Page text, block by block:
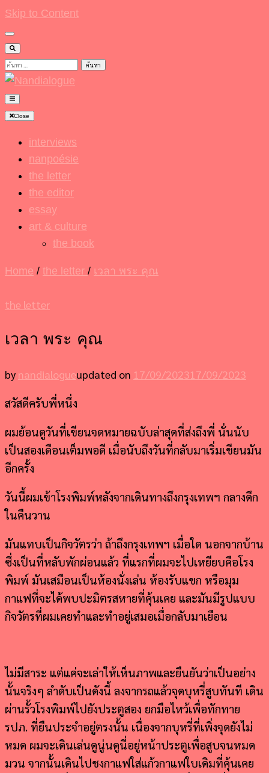
Skip to Content
ค้นหา
สำหรับ:
Nandialogue
Close
interviews
nanpoésie
the letter
the editor
essay
art & culture
the book
Home / the letter / เวลา พระ คุณ
the letter
เวลา พระ คุณ
by nandialogueupdated on 17/09/202317/09/2023
สวัสดีครับพี่หนึ่ง
ผมย้อนดูวันที่เขียนจดหมายฉบับล่าสุดที่ส่งถึงพี่ นั่นนับ
เป็นสองเดือนเต็มพอดี เมื่อนับถึงวันที่กลับมาเริ่มเขียนมัน
อีกครั้ง
วันนี้ผมเข้าโรงพิมพ์หลังจากเดินทางถึงกรุงเทพฯ กลางดึก
ในคืนวาน
มันแทบเป็นกิจวัตรว่า ถ้าถึงกรุงเทพฯ เมื่อใด นอกจากบ้าน
ซึ่งเป็นที่หลับพักผ่อนแล้ว ที่แรกที่ผมจะไปเหยียบคือโรง
พิมพ์ มันเสมือนเป็นห้องนั่งเล่น ห้องรับแขก หรือมุม
กาแฟที่จะได้พบปะมิตรสหายที่คุ้นเคย และมันมีรูปแบบ
กิจวัตรที่ผมเคยทำและทำอยู่เสมอเมื่อกลับมาเยือน
ไม่มีสาระ แต่แค่จะเล่าให้เห็นภาพและยืนยันว่าเป็นอย่าง
นั้นจริงๆ ลำดับเป็นดังนี้ ลงจากรถแล้วจุดบุหรี่สูบทันที เดิน
ผ่านรั้วโรงพิมพ์ไปยังประตูสอง ยกมือไหว้เพื่อทักทาย
รปภ. ที่ยืนประจำอยู่ตรงนั้น เนื่องจากบุหรี่ที่เพิ่งจุดยังไม่
หมด ผมจะเดินเล่นดูนู่นดูนี่อยู่หน้าประตูเพื่อสูบจนหมด
มวน จากนั้นเดินไปชงกาแฟใส่แก้วกาแฟใบเดิมที่คุ้นเคย